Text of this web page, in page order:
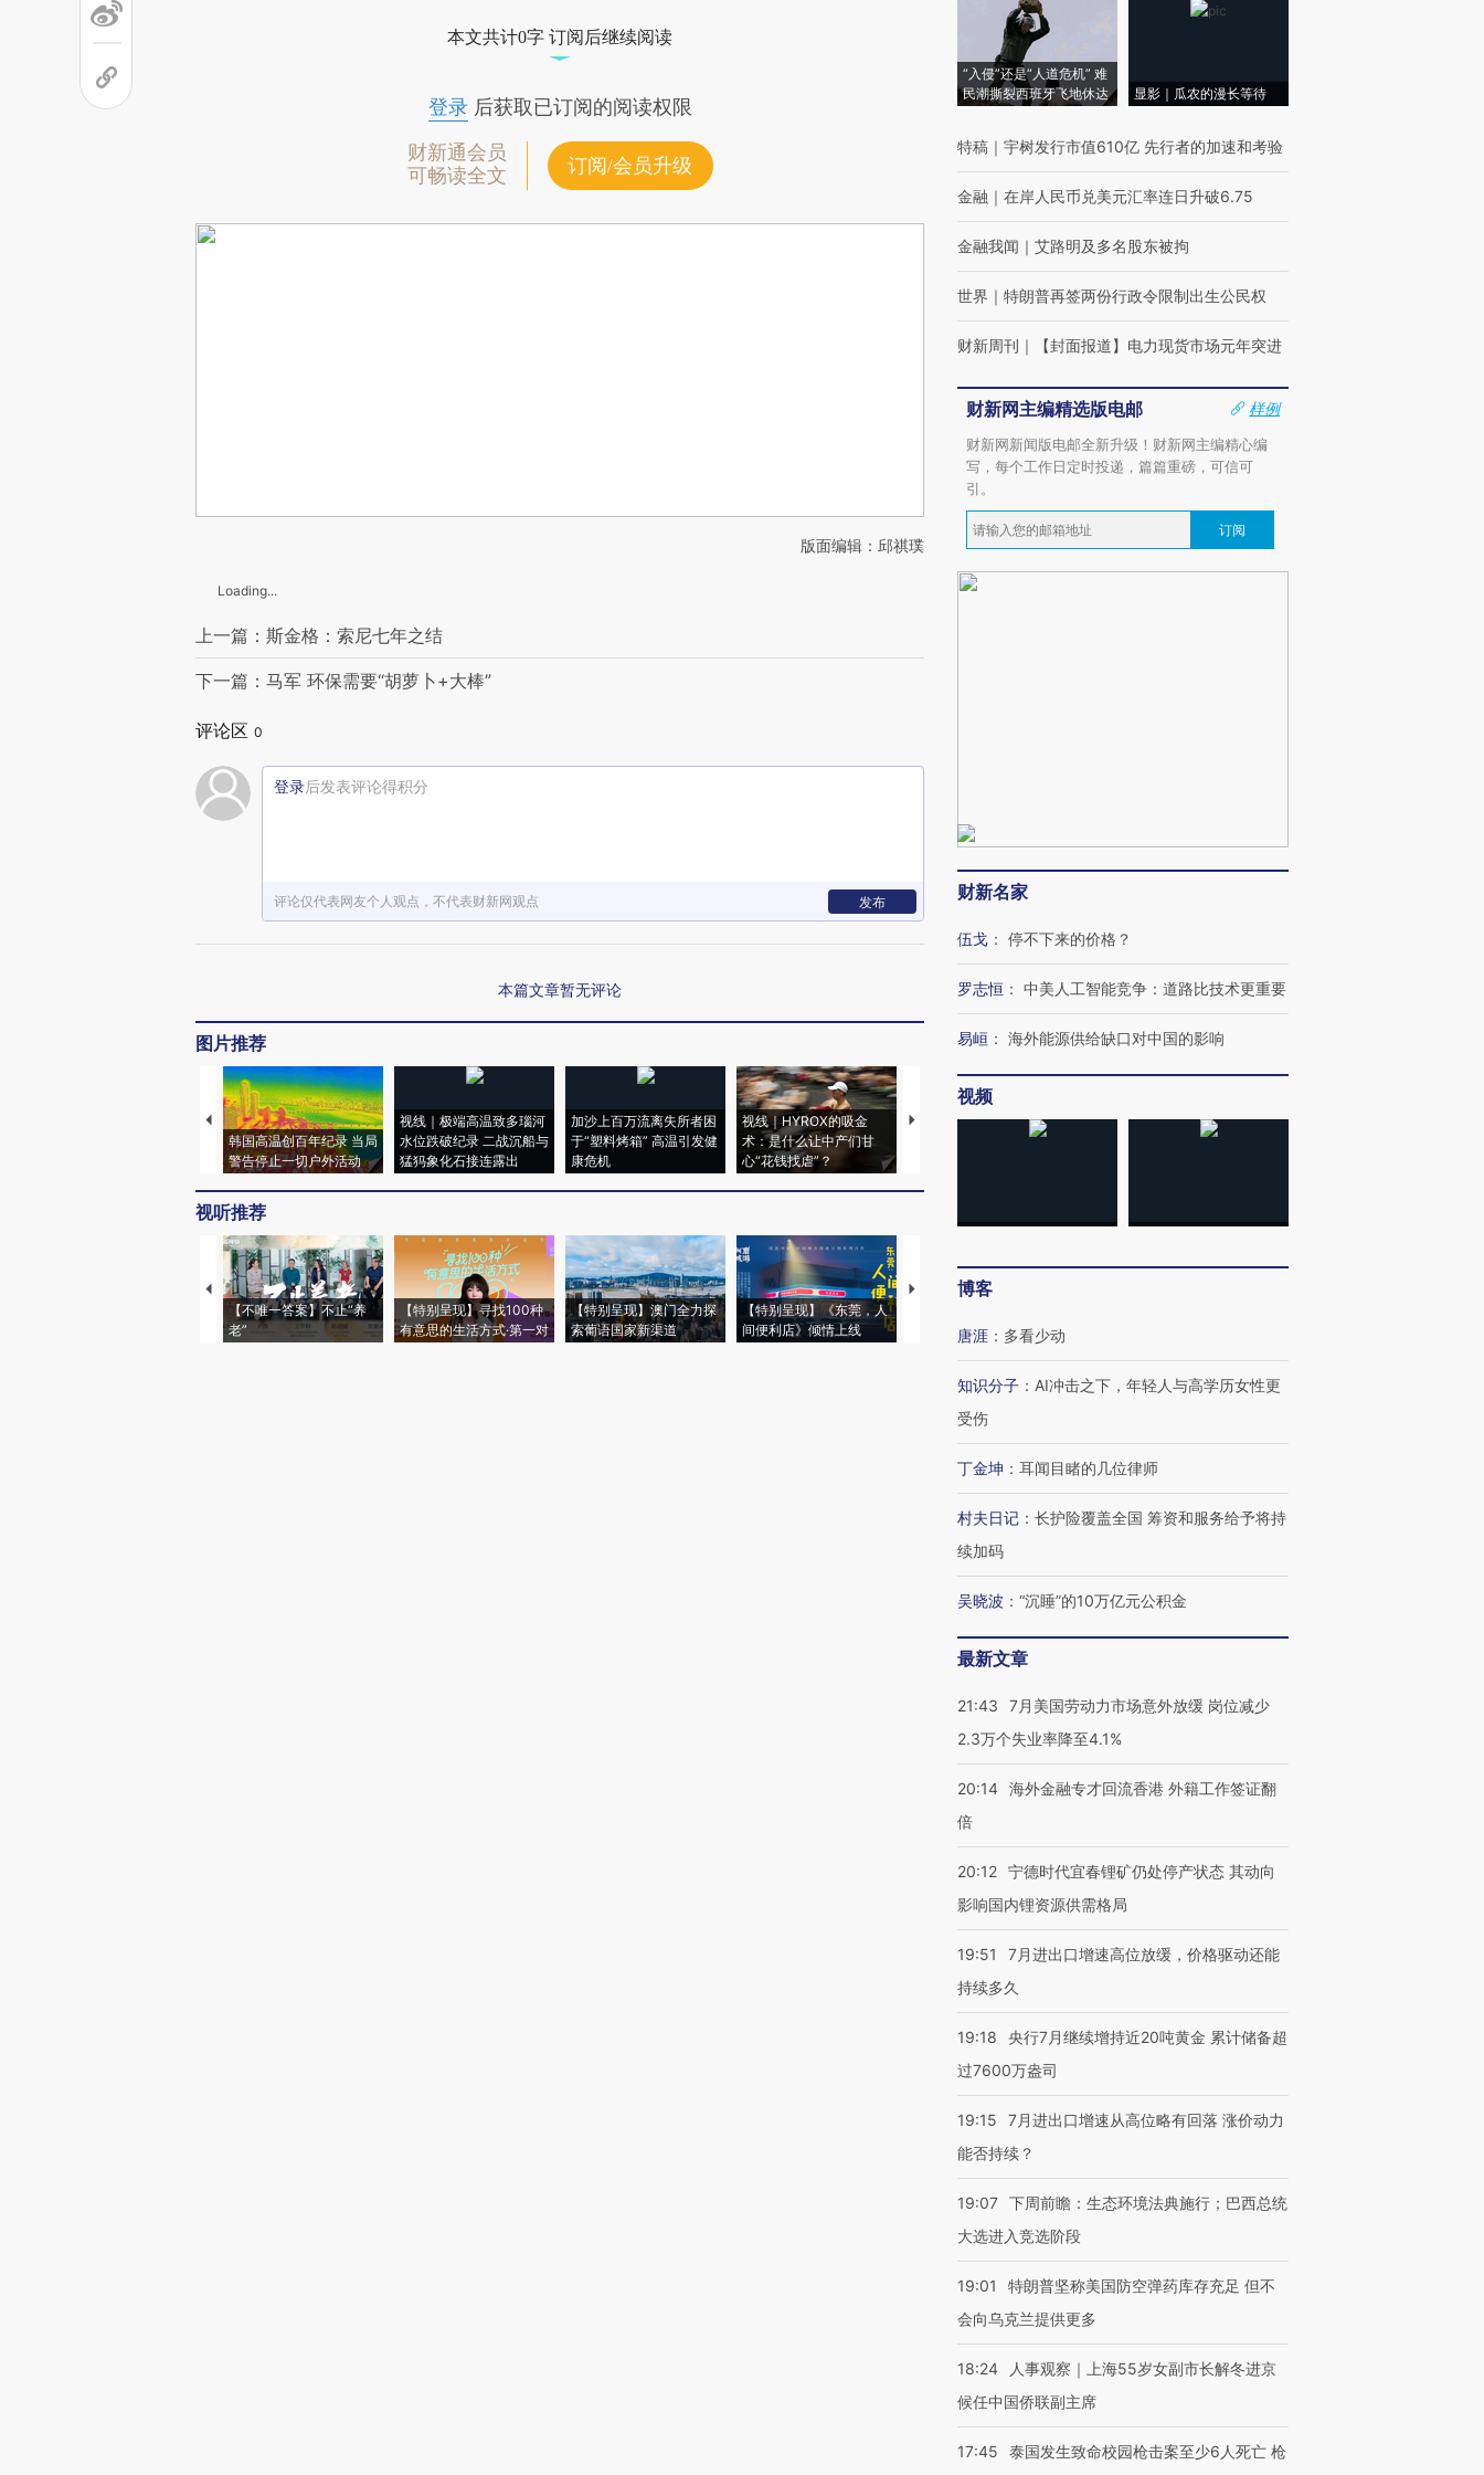
本文共计0字 订阅后继续阅读
登录后获取已订阅的阅读权限
财新通会员
可畅读全文
订阅/会员升级
版面编辑：邱祺璞
Loading...
上一篇：斯金格：索尼七年之结
下一篇：马军 环保需要“胡萝卜+大棒”
评论区 0
登录后发表评论得积分
评论仅代表网友个人观点，不代表财新网观点 发布
本篇文章暂无评论
图片推荐
韩国高温创百年纪录 当局
警告停止一切户外活动
视线｜极端高温致多瑙河
水位跌破纪录 二战沉船与
猛犸象化石接连露出
加沙上百万流离失所者困
于“塑料烤箱” 高温引发健
康危机
视线｜HYROX的吸金
术：是什么让中产们甘
心“花钱找虐”？
马航飞行员跨国走私7万
粒摇头丸 尿检体内含3种
视线｜被称为“蟑螂”的印
度Z世代 用街头抗争将教
视线｜“入侵”还是“人道危
视听推荐
【不唯一答案】不止“养
老”
【特别呈现】寻找100种
有意思的生活方式·第一对
【特别呈现】澳门全力探
索葡语国家新渠道
【特别呈现】《东莞，人
间便利店》倾情上线
【推广】走进第四届链博
“入侵”还是“人道危机” 难
民潮撕裂西班牙飞地休达
显影｜瓜农的漫长等待
特稿 ｜ 宇树发行市值610亿 先行者的加速和考验
金融 ｜ 在岸人民币兑美元汇率连日升破6.75
金融我闻 ｜ 艾路明及多名股东被拘
世界 ｜ 特朗普再签两份行政令限制出生公民权
财新周刊 ｜ 【封面报道】电力现货市场元年突进
财新网主编精选版电邮
样例
财新网新闻版电邮全新升级！财新网主编精心编
写，每个工作日定时投递，篇篇重磅，可信可
引。
订阅
财新名家
伍戈 ： 停不下来的价格？
罗志恒 ： 中美人工智能竞争：道路比技术更重要
易峘 ： 海外能源供给缺口对中国的影响
视频
博客
唐涯 ： 多看少动
知识分子 ： AI冲击之下，年轻人与高学历女性更
受伤
丁金坤 ： 耳闻目睹的几位律师
村夫日记 ： 长护险覆盖全国 筹资和服务给予将持
续加码
吴晓波 ： “沉睡”的10万亿元公积金
最新文章
21:43
7月美国劳动力市场意外放缓 岗位减少
2.3万个失业率降至4.1%
20:14 海外金融专才回流香港 外籍工作签证翻
倍
20:12 宁德时代宜春锂矿仍处停产状态 其动向
影响国内锂资源供需格局
19:51
7月进出口增速高位放缓，价格驱动还能
持续多久
19:18
央行7月继续增持近20吨黄金 累计储备超
过7600万盎司
19:15
7月进出口增速从高位略有回落 涨价动力
能否持续？
19:07 下周前瞻：生态环境法典施行；巴西总统
大选进入竞选阶段
19:01
特朗普坚称美国防空弹药库存充足 但不
会向乌克兰提供更多
18:24
人事观察｜上海55岁女副市长解冬进京
候任中国侨联副主席
17:45 泰国发生致命校园枪击案至少6人死亡 枪